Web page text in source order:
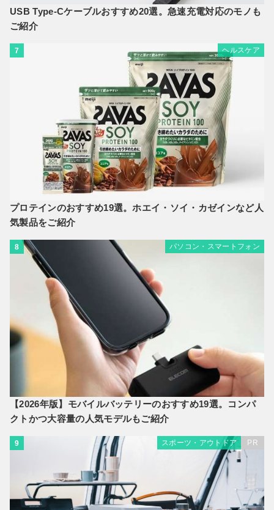
USB Type-Cケーブルおすすめ20選。急速充電対応のモノも
ご紹介
7 ヘルスケア
プロテインのおすすめ19選。ホエイ・ソイ・カゼインなど人
気製品をご紹介
8 パソコン・スマートフォン
【2026年版】モバイルバッテリーのおすすめ19選。コンパ
クトかつ大容量の人気モデルもご紹介
9 スポーツ・アウトドア PR